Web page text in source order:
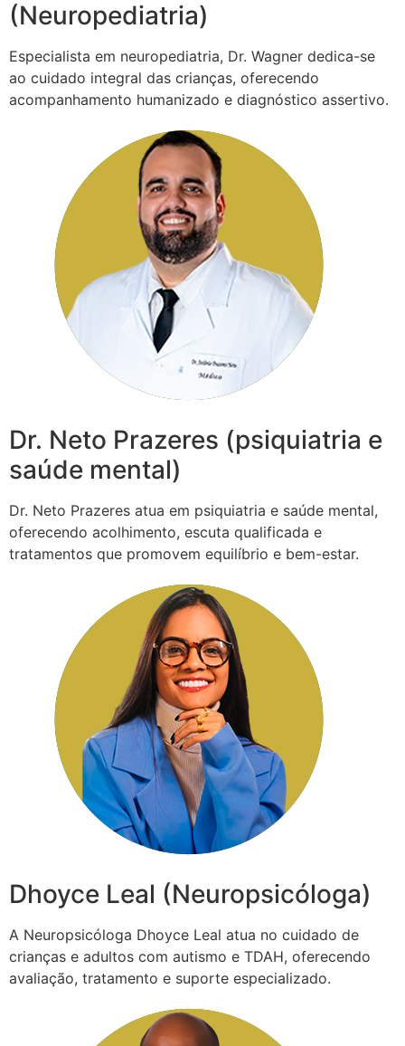
(Neuropediatria)
Especialista em neuropediatria, Dr. Wagner dedica-se
ao cuidado integral das crianças, oferecendo
acompanhamento humanizado e diagnóstico assertivo.
Dr. Neto Prazeres (psiquiatria e
saúde mental)
Dr. Neto Prazeres atua em psiquiatria e saúde mental,
oferecendo acolhimento, escuta qualificada e
tratamentos que promovem equilíbrio e bem-estar.
Dhoyce Leal (Neuropsicóloga)
A Neuropsicóloga Dhoyce Leal atua no cuidado de
crianças e adultos com autismo e TDAH, oferecendo
avaliação, tratamento e suporte especializado.